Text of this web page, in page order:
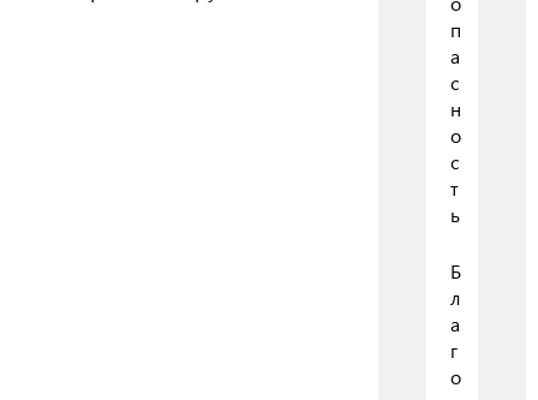
п
а
с
н
о
с
т
ь
Б
л
а
г
о